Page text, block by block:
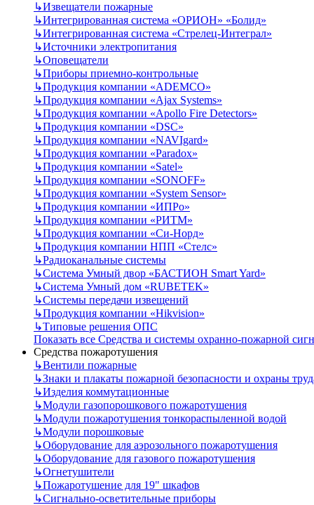
↳Извещатели пожарные
↳Интегрированная система «ОРИОН» «Болид»
↳Интегрированная система «Стрелец-Интеграл»
↳Источники электропитания
↳Оповещатели
↳Приборы приемно-контрольные
↳Продукция компании «ADEMCO»
↳Продукция компании «Ajax Systems»
↳Продукция компании «Apollo Fire Detectors»
↳Продукция компании «DSC»
↳Продукция компании «NAVIgard»
↳Продукция компании «Paradox»
↳Продукция компании «Satel»
↳Продукция компании «SONOFF»
↳Продукция компании «System Sensor»
↳Продукция компании «ИПРо»
↳Продукция компании «РИТМ»
↳Продукция компании «Си-Норд»
↳Продукция компании НПП «Стелс»
↳Радиоканальные системы
↳Система Умный двор «БАСТИОН Smart Yard»
↳Система Умный дом «RUBETEK»
↳Системы передачи извещений
↳Продукция компании «Hikvision»
↳Типовые решения ОПС
Показать все Средства и системы охранно-пожарной
Средства пожаротушения
↳Вентили пожарные
↳Знаки и плакаты пожарной безопасности и охраны
↳Изделия коммутационные
↳Модули газопорошкового пожаротушения
↳Модули пожаротушения тонкораспыленной водой
↳Модули порошковые
↳Оборудование для аэрозольного пожаротушения
↳Оборудование для газового пожаротушения
↳Огнетушители
↳Пожаротушение для 19" шкафов
↳Сигнально-осветительные приборы